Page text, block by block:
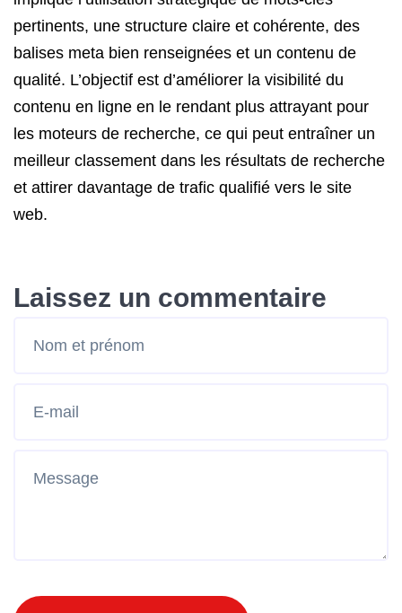
pertinents, une structure claire et cohérente, des
balises meta bien renseignées et un contenu de
qualité. L’objectif est d’améliorer la visibilité du
contenu en ligne en le rendant plus attrayant pour
les moteurs de recherche, ce qui peut entraîner un
meilleur classement dans les résultats de recherche
et attirer davantage de trafic qualifié vers le site
web.
Laissez un commentaire